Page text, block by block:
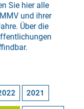
Sie hier alle
und ihrer
Über die
2021